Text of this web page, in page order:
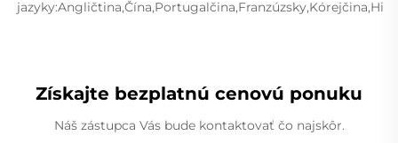
Získajte bezplatnú cenovú ponuku
Náš zástupca Vás bude kontaktovať čo najskôr.